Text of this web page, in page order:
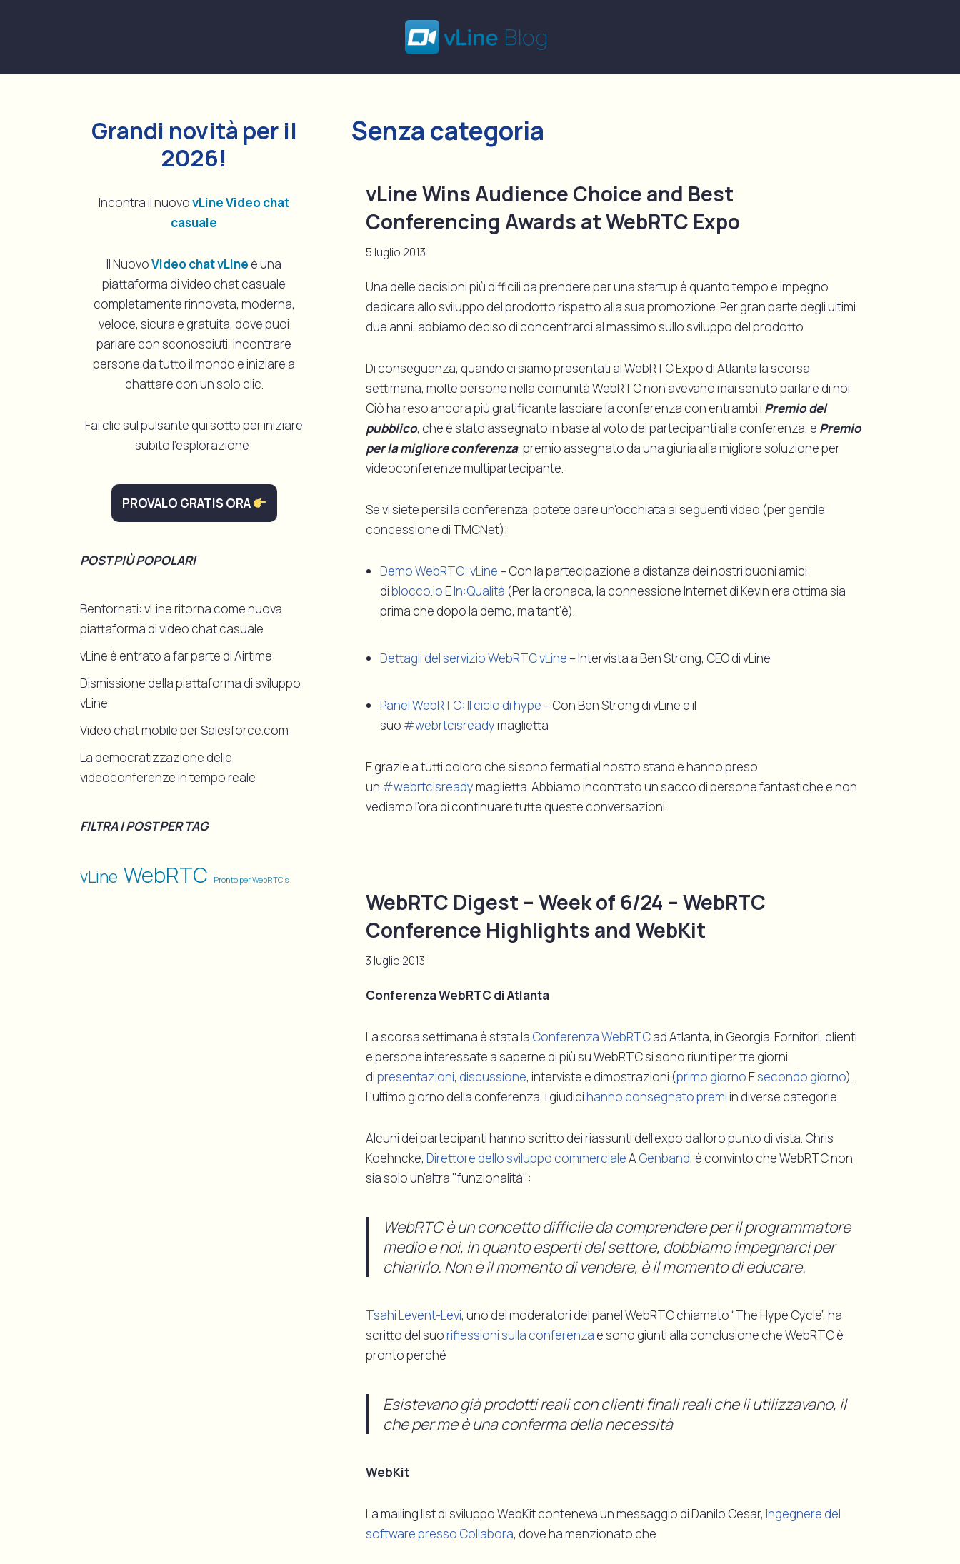
contenuto
Grandi novità per il
2026!
Incontra il nuovovLine Video chat
casuale
Il NuovoVideo chat vLine è una
piattaforma di video chat casuale
completamente rinnovata, moderna,
veloce, sicura e gratuita, dove puoi
parlare con sconosciuti, incontrare
persone da tutto il mondo e iniziare a
chattare con un solo clic.
Fai clic sul pulsante qui sotto per iniziare
subito l'esplorazione:
PROVALO GRATIS ORA
POST PIÙ POPOLARI
Bentornati: vLine ritorna come nuova
piattaforma di video chat casuale
vLine è entrato a far parte di Airtime
Dismissione della piattaforma di sviluppo
vLine
Video chat mobile per Salesforce.com
La democratizzazione delle
videoconferenze in tempo reale
FILTRA I POST PER TAG
vLine WebRTC Pronto per WebRTCis
Senza categoria
vLine Wins Audience Choice and Best
Conferencing Awards at WebRTC Expo
5 luglio 2013
Una delle decisioni più difficili da prendere per una startup è quanto tempo e impegno
dedicare allo sviluppo del prodotto rispetto alla sua promozione. Per gran parte degli ultimi
due anni, abbiamo deciso di concentrarci al massimo sullo sviluppo del prodotto.
Di conseguenza, quando ci siamo presentati al WebRTC Expo di Atlanta la scorsa
settimana, molte persone nella comunità WebRTC non avevano mai sentito parlare di noi.
Ciò ha reso ancora più gratificante lasciare la conferenza con entrambi i Premio del
pubblico, che è stato assegnato in base al voto dei partecipanti alla conferenza, e Premio
per la migliore conferenza, premio assegnato da una giuria alla migliore soluzione per
videoconferenze multipartecipante.
Se vi siete persi la conferenza, potete dare un'occhiata ai seguenti video (per gentile
concessione di TMCNet):
Demo WebRTC: vLine – Con la partecipazione a distanza dei nostri buoni amici
diblocco.ioEIn:Qualità (Per la cronaca, la connessione Internet di Kevin era ottima sia
prima che dopo la demo, ma tant'è).
Dettagli del servizio WebRTC vLine – Intervista a Ben Strong, CEO di vLine
Panel WebRTC: Il ciclo di hype – Con Ben Strong di vLine e il
suo #webrtcisreadymaglietta
E grazie a tutti coloro che si sono fermati al nostro stand e hanno preso
un #webrtcisreadymaglietta. Abbiamo incontrato un sacco di persone fantastiche e non
vediamo l'ora di continuare tutte queste conversazioni.
WebRTC Digest – Week of 6/24 – WebRTC
Conference Highlights and WebKit
3 luglio 2013
Conferenza WebRTC di Atlanta
La scorsa settimana è stata la Conferenza WebRTCad Atlanta, in Georgia. Fornitori, clienti
e persone interessate a saperne di più su WebRTC si sono riuniti per tre giorni
dipresentazioni, discussione, interviste e dimostrazioni (primo giornoEsecondo giorno).
L'ultimo giorno della conferenza, i giudici hanno consegnato premiin diverse categorie.
Alcuni dei partecipanti hanno scritto dei riassunti dell'expo dal loro punto di vista. Chris
Koehncke, Direttore dello sviluppo commercialeA Genband, è convinto che WebRTC non
sia solo un'altra "funzionalità":
WebRTC è un concetto difficile da comprendere per il programmatore
medio e noi, in quanto esperti del settore, dobbiamo impegnarci per
chiarirlo. Non è il momento di vendere, è il momento di educare.
Tsahi Levent-Levi, uno dei moderatori del panel WebRTC chiamato “The Hype Cycle”, ha
scritto del suo riflessioni sulla conferenza e sono giunti alla conclusione che WebRTC è
pronto perché
Esistevano già prodotti reali con clienti finali reali che li utilizzavano, il
che per me è una conferma della necessità
WebKit
La mailing list di sviluppo WebKit conteneva un messaggio di Danilo Cesar, Ingegnere del
software presso Collabora, dove ha menzionato che